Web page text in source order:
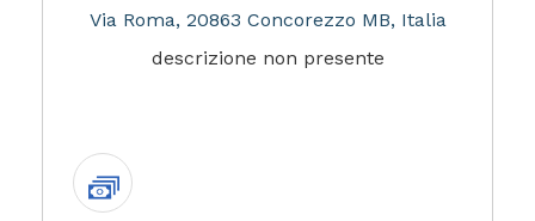
Via Roma, 20863 Concorezzo MB, Italia
descrizione non presente